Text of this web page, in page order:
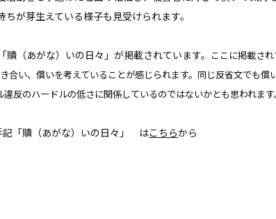
が芽生えている様子も見受けられます。
（あがな）いの日々」が掲載されています。 ここに掲載され
合い、償いを考えていることが感じられます。同じ反省文でも償
反のハードルの低さに関係しているのではないかとも思われます
「贖（あがな）いの日々」 はこちらから